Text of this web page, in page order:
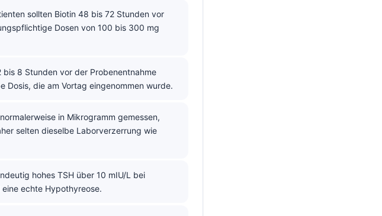
sollten Biotin 48 bis 72 Stunden vor
Dosen von 100 bis 300 mg
bis 8 Stunden vor der Probenentnahme
Dosis, die am Vortag eingenommen wurde.
in Mikrogramm gemessen,
selten dieselbe Laborverzerrung wie
hohes TSH über 10 mIU/L bei
echte Hypothyreose.